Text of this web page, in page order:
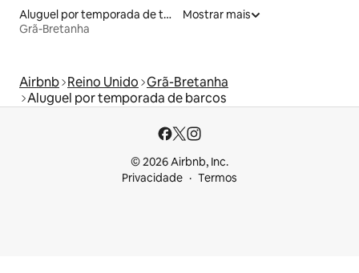
Aluguel por temporada de townhouses
Grã-Bretanha
Mostrar mais
Airbnb Reino Unido Grã-Bretanha
Aluguel por temporada de barcos
© 2026 Airbnb, Inc.
Privacidade
Termos